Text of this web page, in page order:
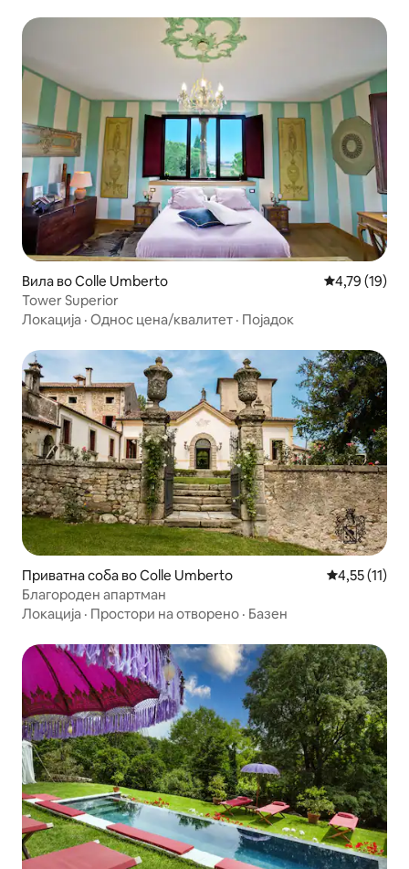
Вила во Colle Umberto Просечна
4,79 (19)
Tower Superior
Локација · Однос цена/квалитет · Појадок
Приватна соба во Colle Umberto Просечна
4,55 (11)
Благороден апартман
Локација · Простори на отворено · Базен